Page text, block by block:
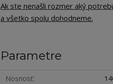
Ak ste nenašli rozmer aký
a všetko spolu dohodneme.
Parametre
Nosnosť